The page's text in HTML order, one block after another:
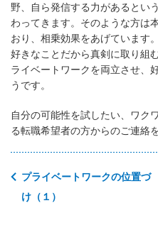
野、自ら発信する力があるとい
わってきます。そのような方は
おり、相乗効果をあげています
好きなことだから真剣に取り組
ライベートワークを両立させ、
うです。
自分の可能性を試したい、ワク
る転職希望者の方からのご連絡
プライベートワークの位置づ
け（１）